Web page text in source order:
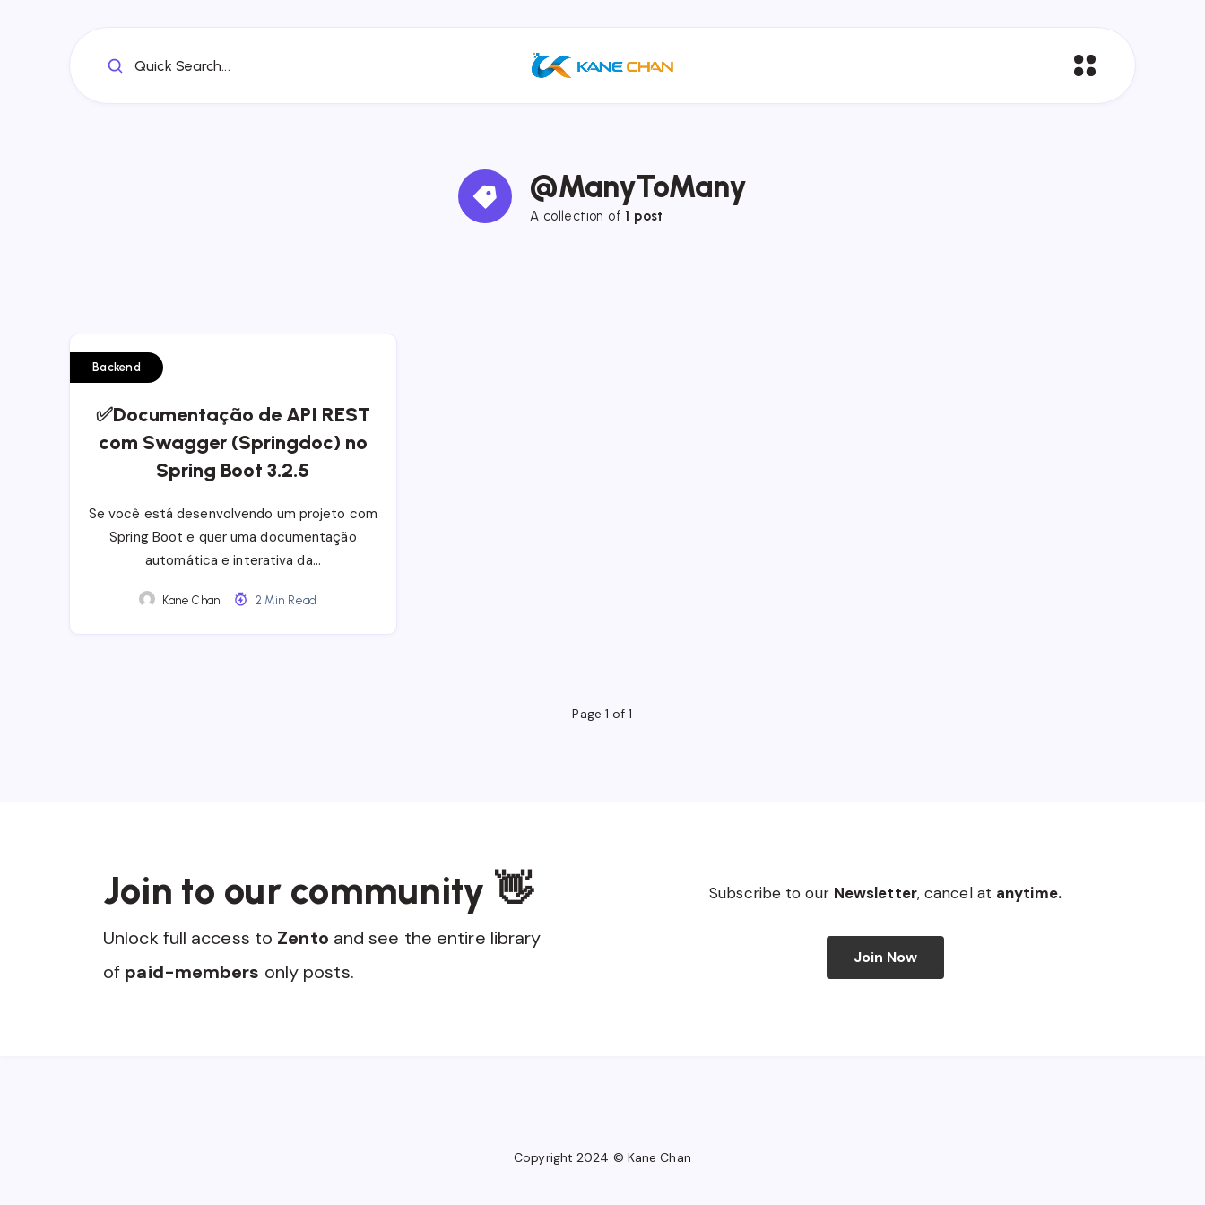
Quick Search...
@ManyToMany
A collection of1 post
Backend
✅Documentação de API REST
com Swagger (Springdoc) no
Spring Boot 3.2.5
Se você está desenvolvendo um projeto com
Spring Boot e quer uma documentação
automática e interativa da…
Kane Chan 2 Min Read
Page 1 of 1
Join to our community 👋
Unlock full access to Zento and see the entire library
of paid-members only posts.
Subscribe to our Newsletter, cancel at anytime.
Join Now
Copyright 2024 © Kane Chan